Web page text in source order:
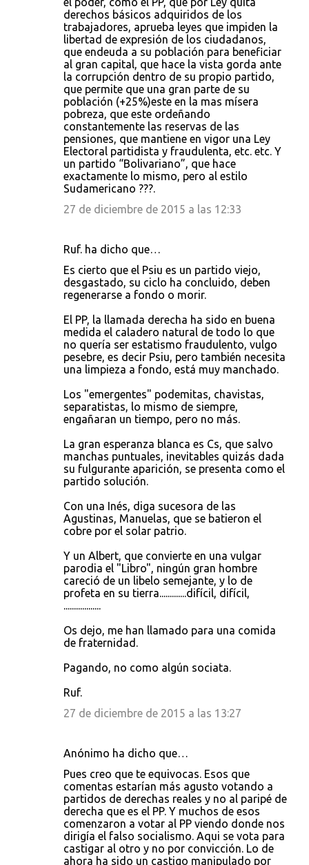
derechos básicos adquiridos de los
trabajadores, aprueba leyes que impiden la
libertad de expresión de los ciudadanos,
que endeuda a su población para beneficiar
al gran capital, que hace la vista gorda ante
la corrupción dentro de su propio partido,
que permite que una gran parte de su
población (+25%)este en la mas mísera
pobreza, que este ordeñando
constantemente las reservas de las
pensiones, que mantiene en vigor una Ley
Electoral partidista y fraudulenta, etc. etc. Y
un partido “Bolivariano”, que hace
exactamente lo mismo, pero al estilo
Sudamericano ???.
27 de diciembre de 2015 a las 12:33
Ruf. ha dicho que…
Es cierto que el Psiu es un partido viejo,
desgastado, su ciclo ha concluido, deben
regenerarse a fondo o morir.
El PP, la llamada derecha ha sido en buena
medida el caladero natural de todo lo que
no quería ser estatismo fraudulento, vulgo
pesebre, es decir Psiu, pero también necesita
una limpieza a fondo, está muy manchado.
Los "emergentes" podemitas, chavistas,
separatistas, lo mismo de siempre,
engañaran un tiempo, pero no más.
La gran esperanza blanca es Cs, que salvo
manchas puntuales, inevitables quizás dada
su fulgurante aparición, se presenta como el
partido solución.
Con una Inés, diga sucesora de las
Agustinas, Manuelas, que se batieron el
cobre por el solar patrio.
Y un Albert, que convierte en una vulgar
parodia el "Libro", ningún gran hombre
careció de un libelo semejante, y lo de
profeta en su tierra.............difícil, difícil,
..................
Os dejo, me han llamado para una comida
de fraternidad.
Pagando, no como algún sociata.
Ruf.
27 de diciembre de 2015 a las 13:27
Anónimo ha dicho que…
Pues creo que te equivocas. Esos que
comentas estarían más agusto votando a
partidos de derechas reales y no al paripé de
derecha que es el PP. Y muchos de esos
comenzaron a votar al PP viendo donde nos
dirigía el falso socialismo. Aqui se vota para
castigar al otro y no por convicción. Lo de
ahora ha sido un castigo manipulado por